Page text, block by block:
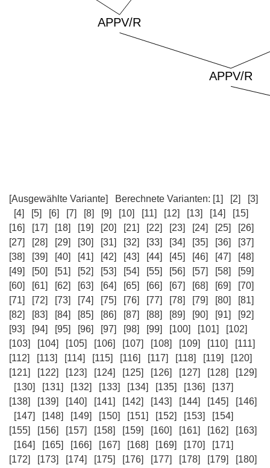
[Ausgewählte Variante] Berechnete Varianten: [1] [2]
[3]
[4]
[5] [6] [7] [8] [9] [10] [11] [12] [13] [14]
[15]
[16]
[17] [18] [19] [20] [21] [22] [23] [24] [25]
[26]
[27]
[28] [29] [30] [31] [32] [33] [34] [35] [36]
[37]
[38]
[39] [40] [41] [42] [43] [44] [45] [46] [47]
[48]
[49]
[50] [51] [52] [53] [54] [55] [56] [57] [58]
[59]
[60]
[61] [62] [63] [64] [65] [66] [67] [68] [69]
[70]
[71]
[72] [73] [74] [75] [76] [77] [78] [79] [80]
[81]
[82]
[83] [84] [85] [86] [87] [88] [89] [90] [91]
[92]
[93]
[94] [95] [96] [97] [98] [99] [100] [101]
[102]
[103]
[104] [105] [106] [107] [108] [109] [110]
[111]
[112]
[113] [114] [115] [116] [117] [118] [119]
[120]
[121]
[122] [123] [124] [125] [126] [127] [128]
[129]
[130]
[131] [132] [133] [134] [135] [136]
[137]
[138]
[139] [140] [141] [142] [143] [144] [145]
[146]
[147]
[148] [149] [150] [151] [152] [153]
[154]
[155]
[156] [157] [158] [159] [160] [161] [162]
[163]
[164]
[165] [166] [167] [168] [169] [170]
[171]
[172]
[173] [174] [175] [176] [177] [178] [179]
[180]